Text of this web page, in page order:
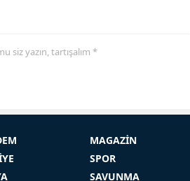
siz yazın, tartışalım *
MAGAZİN
SPOR
SAVUNMA